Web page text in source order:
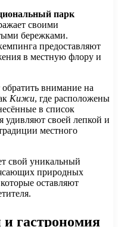
парк
своими
бережками.
предоставляют
в местную флору и
внимание на
Кижи, где расположены
в список
удивляют своей лепкой и
местного
свой уникальный
природных
оставляют
гастрономия